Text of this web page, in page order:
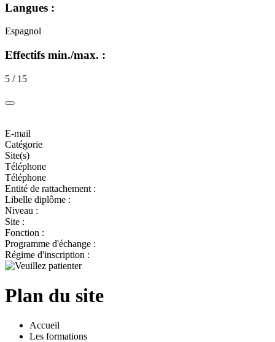
Langues :
Espagnol
Effectifs min./max. :
5 / 15
E-mail
Catégorie
Site(s)
Téléphone
Téléphone
Entité de rattachement :
Libelle diplôme :
Niveau :
Site :
Fonction :
Programme d'échange :
Régime d'inscription :
Plan du site
Accueil
Les formations